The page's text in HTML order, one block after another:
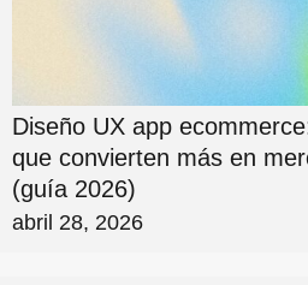
Diseño UX app
que convierten más en
(guía 2026)
abril 28, 2026